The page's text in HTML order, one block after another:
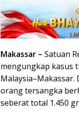
Makassar – Satuan
mengungkap kasus
orang tersangka
seberat total 1.450